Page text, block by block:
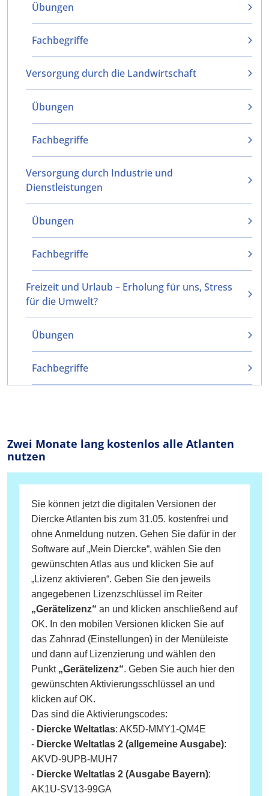
Übungen
Fachbegriffe
Versorgung durch die Landwirtschaft
Übungen
Fachbegriffe
Versorgung durch Industrie und
Dienstleistungen
Übungen
Fachbegriffe
Freizeit und Urlaub – Erholung für uns, Stress
für die Umwelt?
Übungen
Fachbegriffe
Zwei Monate lang kostenlos alle Atlanten
nutzen
Sie können jetzt die digitalen Versionen der
Diercke Atlanten bis zum 31.05. kostenfrei und
ohne Anmeldung nutzen. Gehen Sie dafür in der
Software auf „Mein Diercke“, wählen Sie den
gewünschten Atlas aus und klicken Sie auf
„Lizenz aktivieren“. Geben Sie den jeweils
angegebenen Lizenzschlüssel im Reiter
„Gerätelizenz“ an und klicken anschließend auf
OK. In den mobilen Versionen klicken Sie auf
das Zahnrad (Einstellungen) in der Menüleiste
und dann auf Lizenzierung und wählen den
Punkt „Gerätelizenz“. Geben Sie auch hier den
gewünschten Aktivierungsschlüssel an und
klicken auf OK.
Das sind die Aktivierungscodes:
- Diercke Weltatlas: AK5D-MMY1-QM4E
- Diercke Weltatlas 2 (allgemeine Ausgabe):
AKVD-9UPB-MUH7
- Diercke Weltatlas 2 (Ausgabe Bayern):
AK1U-SV13-99GA